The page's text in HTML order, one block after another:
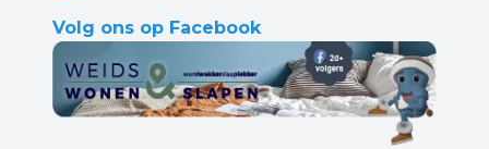
Volg ons op Facebook